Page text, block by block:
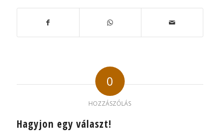
0
HOZZÁSZÓLÁS
Hagyjon egy választ!